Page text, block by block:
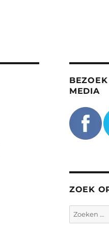
MEDIA
ZOEK
Zoeken
naar: